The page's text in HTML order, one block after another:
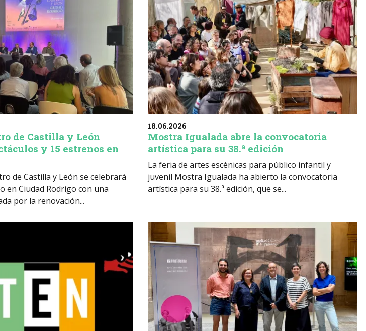
de Castilla y León
y 15 estrenos en
de Castilla y León se celebrará
en Ciudad Rodrigo con una
por la renovación...
18.06.2026
Mostra Igualada abre la convocatoria
artística para su 38.ª edición
La feria de artes escénicas para público infantil y
juvenil Mostra Igualada ha abierto la convocatoria
artística para su 38.ª edición, que se...